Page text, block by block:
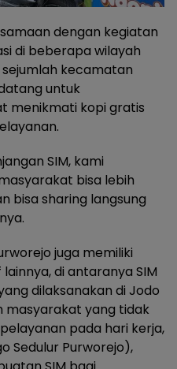
dengan kegiatan
di beberapa wilayah
kecamatan
untuk
menikmati kopi gratis
SIM, kami
bisa lebih
bisa sharing langsung
juga memiliki
di antaranya SIM
dilaksanakan di Jodo
masyarakat yang tidak
pada hari kerja,
Sedulur Purworejo),